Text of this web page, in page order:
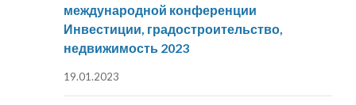
международной конференции
Инвестиции, градостроительство,
недвижимость 2023
19.01.2023